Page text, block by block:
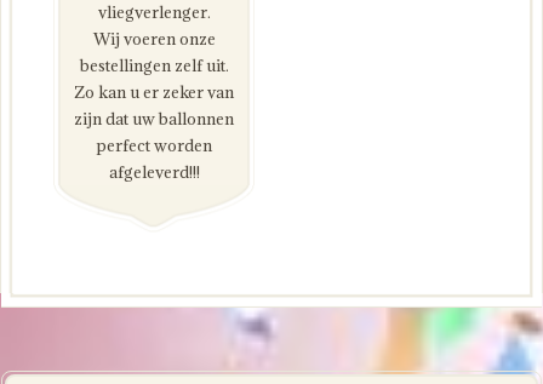
vliegverlenger.
Wij voeren onze
bestellingen zelf uit.
Zo kan u er zeker van
zijn dat uw ballonnen
perfect worden
afgeleverd!!!